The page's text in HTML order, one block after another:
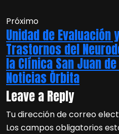
Próximo
Unidad de Evaluación
Trastornos del
la Clínica San Juan
Noticias Órbita
Leave a Reply
Tu dirección de correo
Los campos obligatorios